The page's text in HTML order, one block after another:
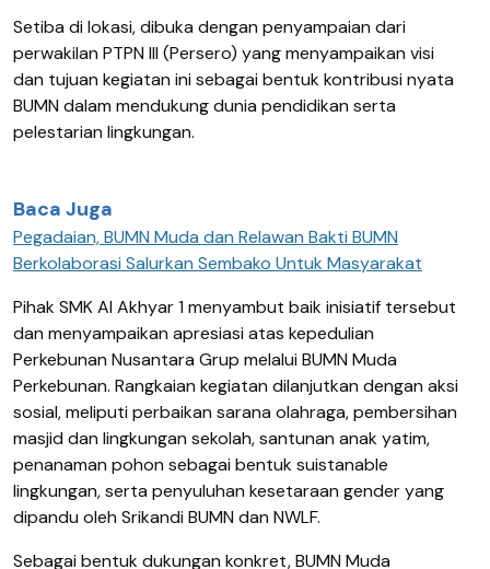
Setiba di lokasi, dibuka dengan penyampaian dari
perwakilan PTPN III (Persero) yang menyampaikan visi
dan tujuan kegiatan ini sebagai bentuk kontribusi nyata
BUMN dalam mendukung dunia pendidikan serta
pelestarian lingkungan.
Baca Juga
Pegadaian, BUMN Muda dan Relawan Bakti BUMN
Berkolaborasi Salurkan Sembako Untuk Masyarakat
Pihak SMK Al Akhyar 1 menyambut baik inisiatif tersebut
dan menyampaikan apresiasi atas kepedulian
Perkebunan Nusantara Grup melalui BUMN Muda
Perkebunan. Rangkaian kegiatan dilanjutkan dengan aksi
sosial, meliputi perbaikan sarana olahraga, pembersihan
masjid dan lingkungan sekolah, santunan anak yatim,
penanaman pohon sebagai bentuk suistanable
lingkungan, serta penyuluhan kesetaraan gender yang
dipandu oleh Srikandi BUMN dan NWLF.
Sebagai bentuk dukungan konkret, BUMN Muda